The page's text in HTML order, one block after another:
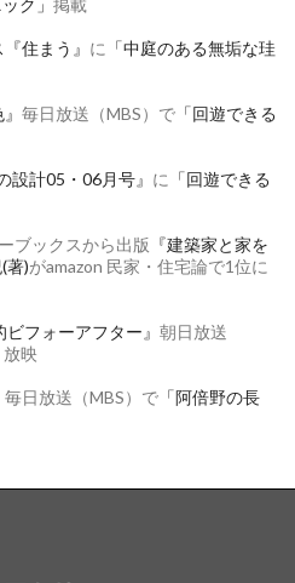
住まう』 に 「中庭のある無垢な珪
毎日放送（MBS）で 「回遊できる
設計05・06月号』 に 「回遊できる
ブックスから出版 『建築家と家を
著)がamazon 民家・住宅論で1位に
ビフォーアフター』 朝日放送
放映
毎日放送（MBS）で 「阿倍野の長